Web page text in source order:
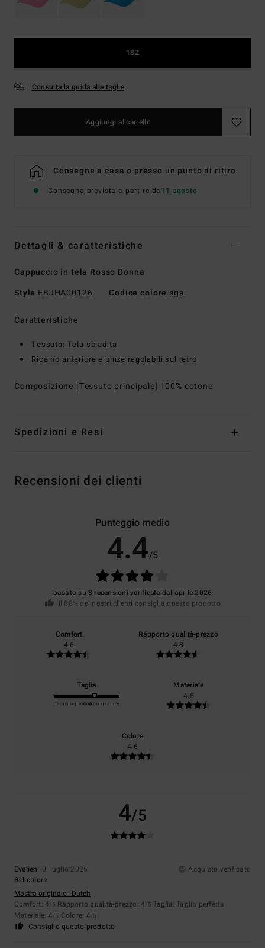
1SZ
Consulta la guida alle taglie
Aggiungi al carrello
Consegna a casa o presso un punto di ritiro
Consegna prevista a partire da11 agosto
Dettagli & caratteristiche
Cappuccio in tela Rosso Donna
Style EBJHA00126 Codice colore sga
Caratteristiche
Tessuto: Tela sbiadita
Ricamo anteriore e pinze regolabili sul retro
Composizione [Tessuto principale] 100% cotone
Spedizioni e Resi
Recensioni dei clienti
Punteggio medio
4.4/5
basato su 8 recensioni verificate dal aprile 2026
Il 88% dei nostri clienti consiglia questo prodotto
Comfort
4.6
Rapporto qualità-prezzo
4.8
Taglia
Troppo piccoloTroppo grande
Materiale
4.5
Colore
4.6
4/5
Evelien 10. luglio 2026
Acquisto verificato
Bel colore
Mostra originale - Dutch
Comfort: 4/5 Rapporto qualità-prezzo: 4/5 Taglia: Taglia perfetta
Materiale: 4/5 Colore: 4/5
Consiglio questo prodotto